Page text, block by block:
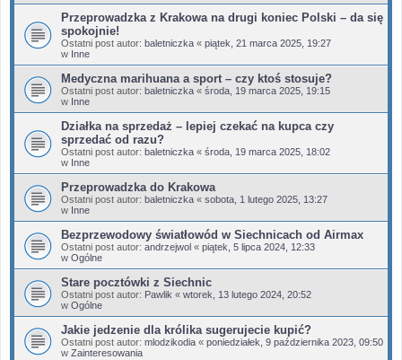
Przeprowadzka z Krakowa na drugi koniec Polski – da się
spokojnie!
Ostatni post autor: baletniczka « piątek, 21 marca 2025, 19:27
w Inne
Medyczna marihuana a sport – czy ktoś stosuje?
Ostatni post autor: baletniczka « środa, 19 marca 2025, 19:15
w Inne
Działka na sprzedaż – lepiej czekać na kupca czy
sprzedać od razu?
Ostatni post autor: baletniczka « środa, 19 marca 2025, 18:02
w Inne
Przeprowadzka do Krakowa
Ostatni post autor: baletniczka « sobota, 1 lutego 2025, 13:27
w Inne
Bezprzewodowy światłowód w Siechnicach od Airmax
Ostatni post autor: andrzejwol « piątek, 5 lipca 2024, 12:33
w Ogólne
Stare pocztówki z Siechnic
Ostatni post autor: Pawlik « wtorek, 13 lutego 2024, 20:52
w Ogólne
Jakie jedzenie dla królika sugerujecie kupić?
Ostatni post autor: mlodzikodia « poniedziałek, 9 października 2023, 09:50
w Zainteresowania